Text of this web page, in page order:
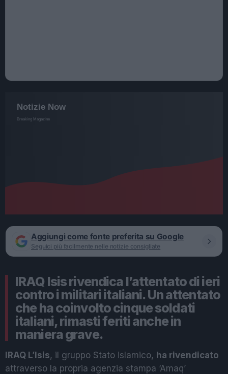
Aggiungi come fonte preferita su Google
Seguici più facilmente nelle notizie consigliate
IRAQ Isis rivendica l’attentato di ieri
contro i militari italiani. Un attentato
che ha coinvolto cinque soldati
italiani, rimasti feriti anche in
maniera grave.
IRAQ L’Isis, il gruppo Stato islamico, ha rivendicato
attraverso la propria agenzia stampa ‘Amaq’